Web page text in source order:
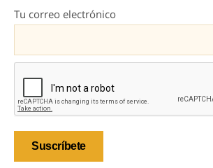
Tu correo electrónico